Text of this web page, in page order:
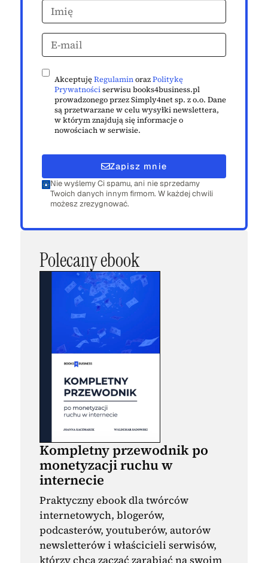
AkceptujęRegulaminorazPolitykę
Prywatnościserwisu books4business.pl
prowadzonego przez Simply4net sp. z o.o. Dane
są przetwarzane w celu wysyłki newslettera,
w którym znajdują się informacje o
nowościach w serwisie.
Zapisz mnie
Nie wyślemy Ci spamu, ani nie sprzedamy
Twoich danych innym firmom. W każdej chwili
możesz zrezygnować.
Polecany ebook
Kompletny przewodnik po
monetyzacji ruchu w
internecie
Praktyczny ebook dla twórców
internetowych, blogerów,
podcasterów, youtuberów, autorów
newsletterów i właścicieli serwisów,